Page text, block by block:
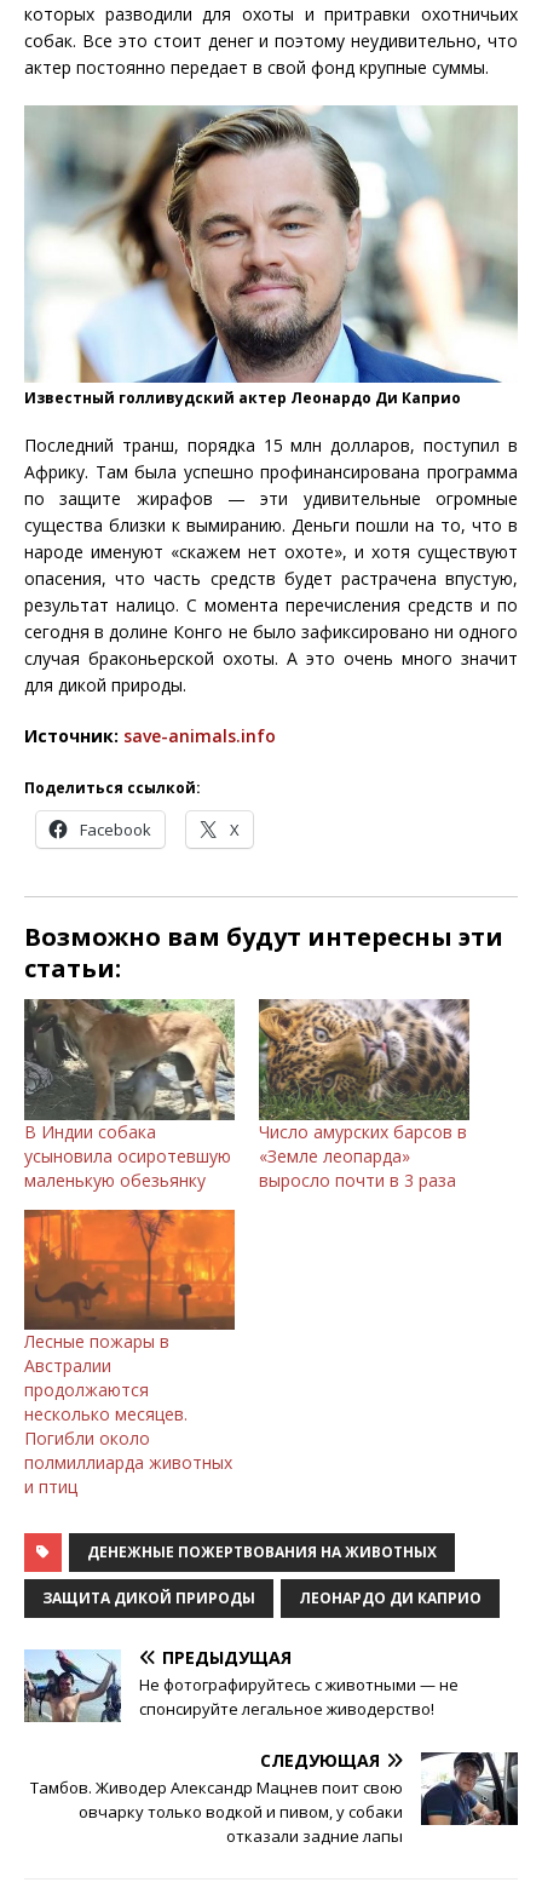
которых разводили для охоты и притравки охотничьих
собак. Все это стоит денег и поэтому неудивительно, что
актер постоянно передает в свой фонд крупные суммы.
Известный голливудский актер Леонардо Ди Каприо
Последний транш, порядка 15 млн долларов, поступил в
Африку. Там была успешно профинансирована программа
по защите жирафов — эти удивительные огромные
существа близки к вымиранию. Деньги пошли на то, что в
народе именуют «скажем нет охоте», и хотя существуют
опасения, что часть средств будет растрачена впустую,
результат налицо. С момента перечисления средств и по
сегодня в долине Конго не было зафиксировано ни одного
случая браконьерской охоты. А это очень много значит
для дикой природы.
Источник: save-animals.info
Поделиться ссылкой:
Facebook X
Возможно вам будут интересны эти
статьи:
В Индии собака
усыновила осиротевшую
маленькую обезьянку
Число амурских барсов в
«Земле леопарда»
выросло почти в 3 раза
Лесные пожары в
Австралии
продолжаются
несколько месяцев.
Погибли около
полмиллиарда животных
и птиц
ДЕНЕЖНЫЕ ПОЖЕРТВОВАНИЯ НА ЖИВОТНЫХ
ЗАЩИТА ДИКОЙ ПРИРОДЫ ЛЕОНАРДО ДИ КАПРИО
ПРЕДЫДУЩАЯ
Не фотографируйтесь с животными — не
спонсируйте легальное живодерство!
СЛЕДУЮЩАЯ
Тамбов. Живодер Александр Мацнев поит свою
овчарку только водкой и пивом, у собаки
отказали задние лапы